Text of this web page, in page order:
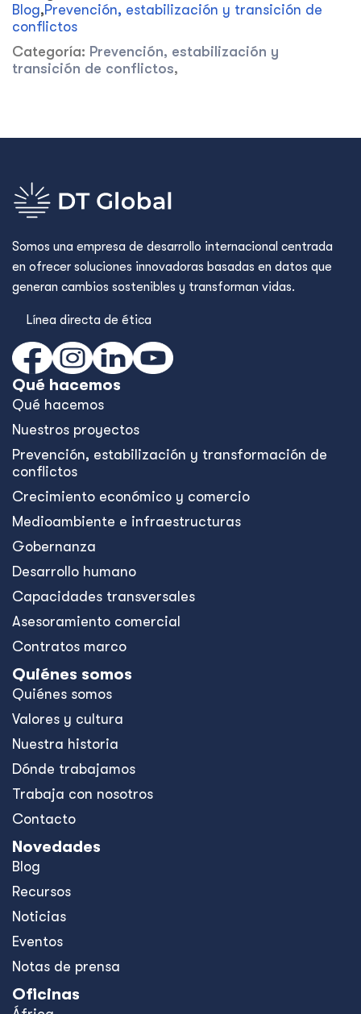
Blog,Prevención, estabilización y transición de
conflictos
Categoría: Prevención, estabilización y
transición de conflictos,
Somos una empresa de desarrollo internacional centrada
en ofrecer soluciones innovadoras basadas en datos que
generan cambios sostenibles y transforman vidas.
Línea directa de ética
Qué hacemos
Qué hacemos
Nuestros proyectos
Prevención, estabilización y transformación de
conflictos
Crecimiento económico y comercio
Medioambiente e infraestructuras
Gobernanza
Desarrollo humano
Capacidades transversales
Asesoramiento comercial
Contratos marco
Quiénes somos
Quiénes somos
Valores y cultura
Nuestra historia
Dónde trabajamos
Trabaja con nosotros
Contacto
Novedades
Blog
Recursos
Noticias
Eventos
Notas de prensa
Oficinas